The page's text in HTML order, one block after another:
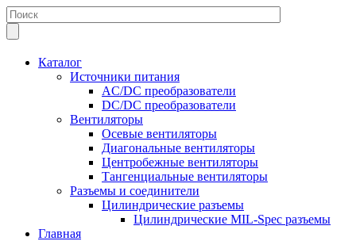
Каталог
Источники питания
AC/DC преобразователи
DC/DC преобразователи
Вентиляторы
Осевые вентиляторы
Диагональные вентиляторы
Центробежные вентиляторы
Тангенциальные вентиляторы
Разъемы и соединители
Цилиндрические разъемы
Цилиндрические MIL-Spec разъемы
Главная